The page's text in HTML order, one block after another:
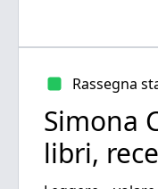
Rassegna
Simona
libri,